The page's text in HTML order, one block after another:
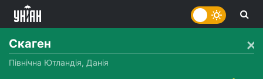
Скаген
Північна Ютландія, Данія